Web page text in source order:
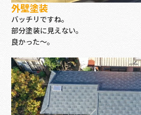
外壁塗装
バッチリですね。
部分塗装に見えない。
良かった～。